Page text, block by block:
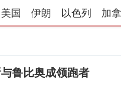
美国 伊朗 以色列 加
鲁比奥成领跑者